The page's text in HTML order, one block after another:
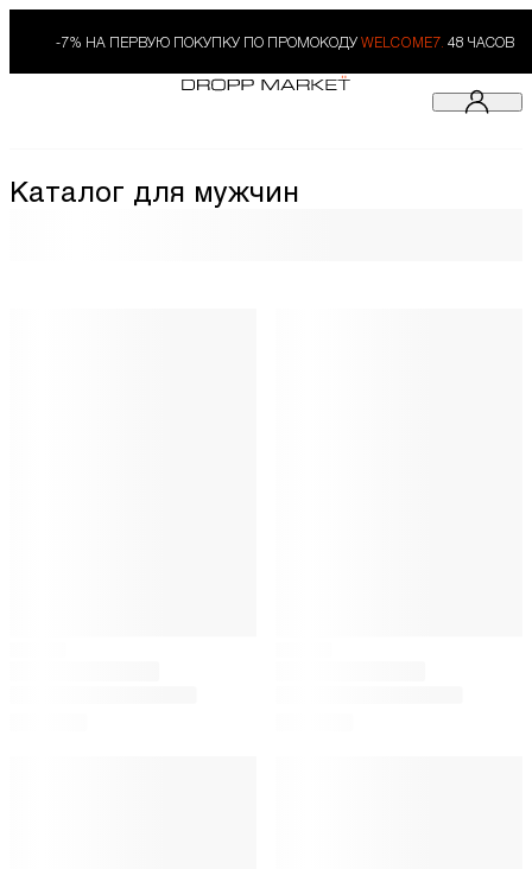
-7% НА ПЕРВУЮ ПОКУПКУ ПО ПРОМОКОДУ WELCOME7. 48 ЧАСОВ
Каталог для мужчин